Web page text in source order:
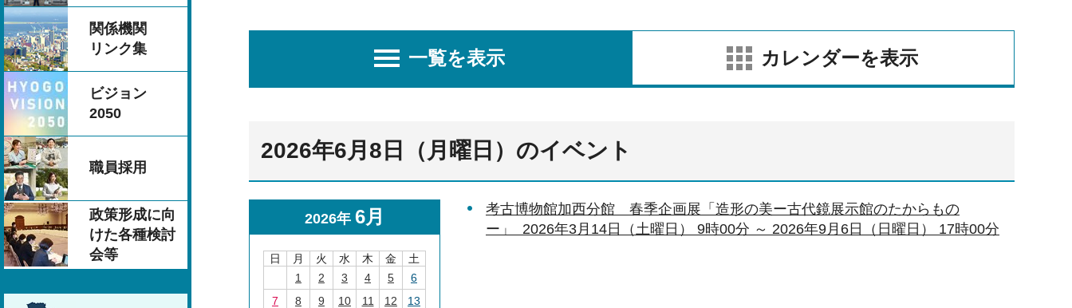
関係機関
リンク集
ビジョン
2050
職員採用
政策形成に向
けた各種検討
会等
一覧を表示 カレンダーを表示
2026年6月8日（月曜日）のイベント
2026年 6月
日 月 火 水 木 金
土
1
2 3 4 5
6
7
8 9 10 11 12
13
考古博物館加西分館 春季企画展「造形の美ー古代鏡展示館のたからもの
ー」 2026年3月14日（土曜日） 9時00分 ～ 2026年9月6日（日曜日） 17時00分